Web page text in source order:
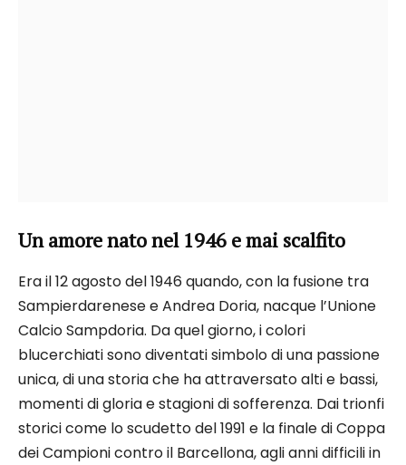
Un amore nato nel 1946 e mai scalfito
Era il 12 agosto del 1946 quando, con la fusione tra
Sampierdarenese e Andrea Doria, nacque l’Unione
Calcio Sampdoria. Da quel giorno, i colori
blucerchiati sono diventati simbolo di una passione
unica, di una storia che ha attraversato alti e bassi,
momenti di gloria e stagioni di sofferenza. Dai trionfi
storici come lo scudetto del 1991 e la finale di Coppa
dei Campioni contro il Barcellona, agli anni difficili in